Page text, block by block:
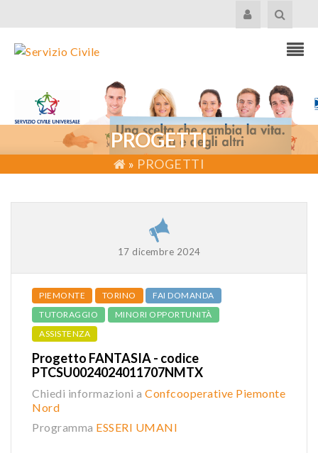
PROGETTI
» PROGETTI
17 dicembre 2024
PIEMONTE TORINO
FAI DOMANDA
TUTORAGGIO
MINORI OPPORTUNITÀ
ASSISTENZA
Progetto FANTASIA - codice
PTCSU0024024011707NMTX
Chiedi informazioni a Confcooperative Piemonte
Nord
Programma ESSERI UMANI